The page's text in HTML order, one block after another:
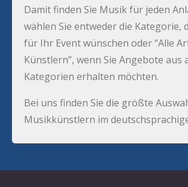
Damit finden Sie Musik für jeden
wählen Sie entweder die Kategorie,
für Ihr Event wünschen oder “Alle
Künstlern”, wenn Sie Angebote aus
Kategorien erhalten möchten.
Bei uns finden Sie die größte
Musikkünstlern im